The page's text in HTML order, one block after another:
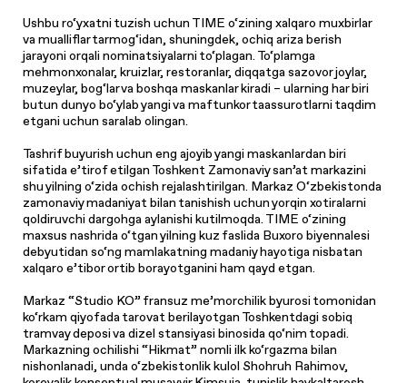
Ushbu ro‘yxatni tuzish uchun TIME o‘zining xalqaro muxbirlar
va mualliflar tarmog‘idan, shuningdek, ochiq ariza berish
jarayoni orqali nominatsiyalarni to‘plagan. To‘plamga
mehmonxonalar, kruizlar, restoranlar, diqqatga sazovor joylar,
muzeylar, bog‘lar va boshqa maskanlar kiradi – ularning har biri
butun dunyo bo‘ylab yangi va maftunkor taassurotlarni taqdim
etgani uchun saralab olingan.
Tashrif buyurish uchun eng ajoyib yangi maskanlardan biri
sifatida e’tirof etilgan Toshkent Zamonaviy san’at markazini
shu yilning o‘zida ochish rejalashtirilgan. Markaz O‘zbekistonda
zamonaviy madaniyat bilan tanishish uchun yorqin xotiralarni
qoldiruvchi dargohga aylanishi kutilmoqda. TIME o‘zining
maxsus nashrida o‘tgan yilning kuz faslida Buxoro biyennalesi
debyutidan so‘ng mamlakatning madaniy hayotiga nisbatan
xalqaro e’tibor ortib borayotganini ham qayd etgan.
Markaz “Studio KO” fransuz me’morchilik byurosi tomonidan
ko‘rkam qiyofada tarovat berilayotgan Toshkentdagi sobiq
tramvay deposi va dizel stansiyasi binosida qo‘nim topadi.
Markazning ochilishi “Hikmat” nomli ilk ko‘rgazma bilan
nishonlanadi, unda o‘zbekistonlik kulol Shohruh Rahimov,